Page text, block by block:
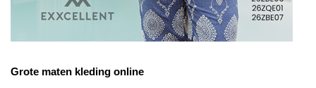
Grote maten kleding online